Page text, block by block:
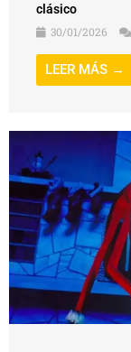
clásico
30/01/2026
LEER MÁS →